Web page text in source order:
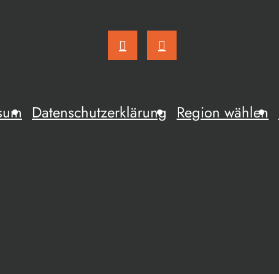
Datenschutzerklärung Region wählen